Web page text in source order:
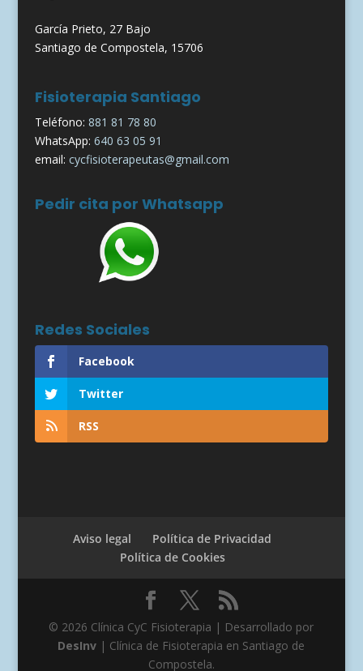
García Prieto, 27 Bajo
Santiago de Compostela, 15706
Fisioterapia Santiago
Teléfono: 881 81 78 80
WhatsApp: 640 63 05 91
email: cycfisioterapeutas@gmail.com
Pedir cita por Whatsapp
Redes Sociales
Facebook
Twitter
RSS
Aviso legal
Política de Privacidad
Política de Cookies
© 2026 Clínica CyC Fisioterapia | Desarrollado por
DesInv | Clínica de Fisioterapia en Santiago de
Compostela.